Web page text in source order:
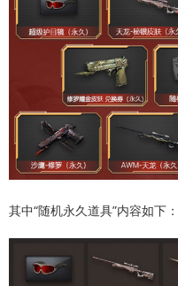
其中“随机永久道具”内容如下：